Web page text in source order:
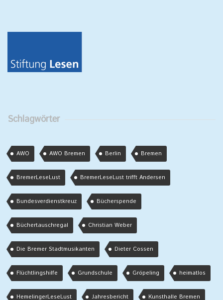
Schlagwörter
AWO AWO Bremen Berlin Bremen
BremerLeseLust BremerLeseLust trifft Andersen
Bundesverdienstkreuz Bücherspende
Büchertauschregal Christian Weber
Die Bremer Stadtmusikanten Dieter Cossen
Flüchtlingshilfe Grundschule Gröpeling heimatlos
HemelingerLeseLust Jahresbericht Kunsthalle Bremen